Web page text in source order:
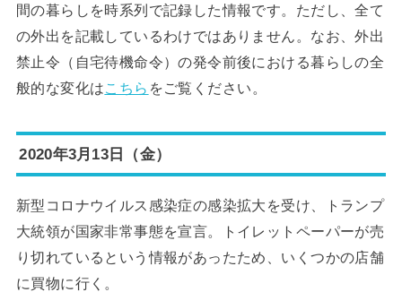
間の暮らしを時系列で記録した情報です。ただし、全て
の外出を記載しているわけではありません。なお、外出
禁止令（自宅待機命令）の発令前後における暮らしの全
般的な変化は こちら をご覧ください。
2020年3月13日（金）
新型コロナウイルス感染症の感染拡大を受け、トランプ
大統領が国家非常事態を宣言。トイレットペーパーが売
り切れているという情報があったため、いくつかの店舗
に買物に行く。